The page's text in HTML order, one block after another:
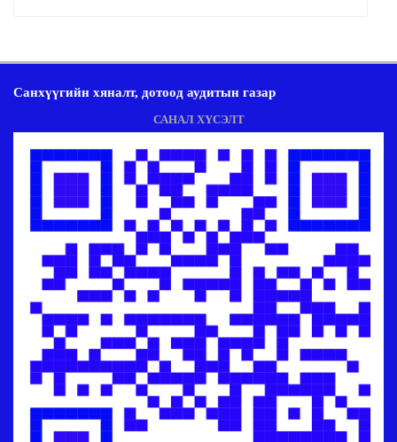
Санхүүгийн хяналт, дотоод аудитын газар
САНАЛ ХҮСЭЛТ